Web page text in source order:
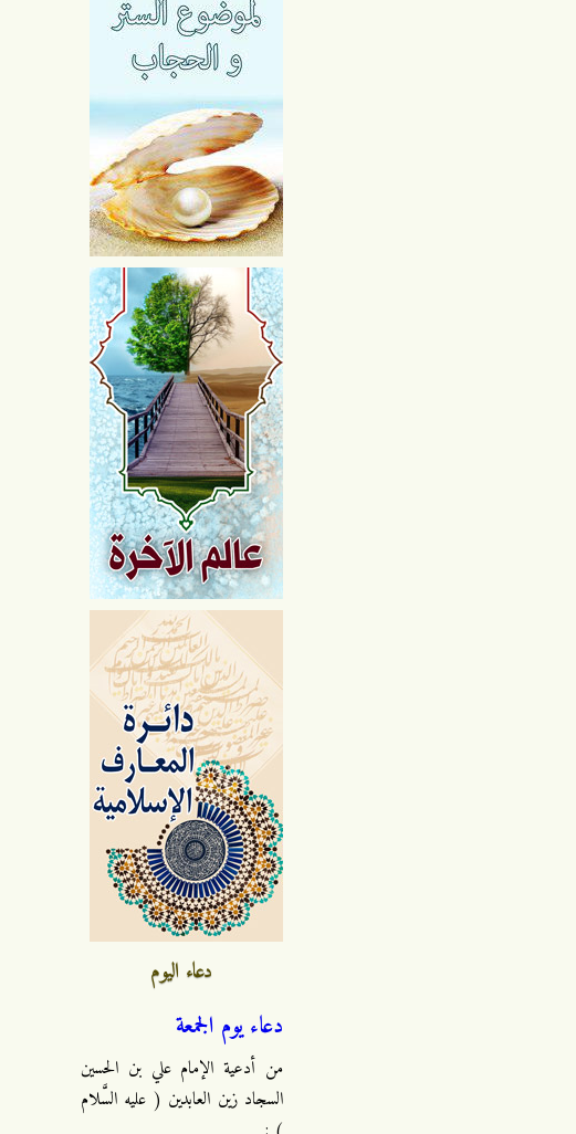
دعاء اليوم
دعاء يوم الجمعة
من أدعية الإمام علي بن الحسين
السجاد زين العابدين ( عليه السَّلام